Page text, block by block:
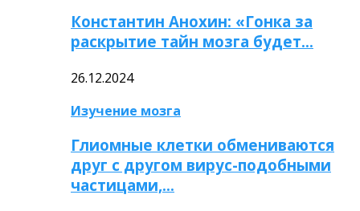
Константин Анохин: «Гонка за
раскрытие тайн мозга будет…
26.12.2024
Изучение мозга
Глиомные клетки обмениваются
друг с другом вирус-подобными
частицами,…